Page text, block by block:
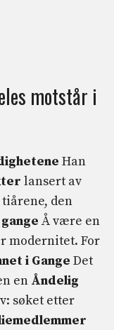
motstår i
Han
lansert av
den
Å være en
modernitet. For
i Gange Det
en Åndelig
søket etter